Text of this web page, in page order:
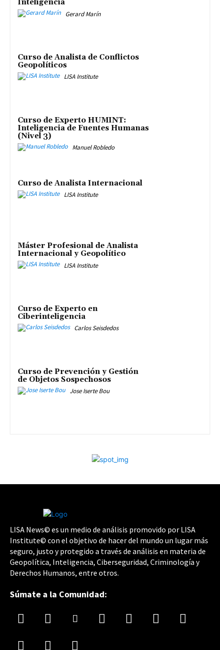
Inteligencia
Gerard Marín
Curso de Analista de Conflictos
Geopolíticos
LISA Institute
Curso de Experto HUMINT:
Inteligencia de Fuentes Humanas
(Nivel 3)
Manuel Robledo
Curso de Analista Internacional
LISA Institute
Máster Profesional de Analista
Internacional y Geopolítico
LISA Institute
Curso de Experto en
Ciberinteligencia
Carlos Seisdedos
Curso de Prevención y Gestión
de Objetos Sospechosos
Jose Iserte Bou
LISA News© es un medio de análisis promovido por LISA
Institute© con el objetivo de hacer del mundo un lugar más
seguro, justo y protegido a través de análisis en materia de
Geopolítica, Inteligencia, Ciberseguridad, Criminología y
Derechos Humanos, entre otros.
Súmate a la Comunidad: